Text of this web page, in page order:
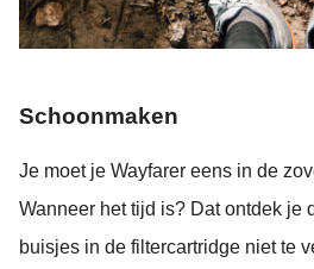
Schoonmaken
Je moet je Wayfarer eens in de
Wanneer het tijd is? Dat ontdek je
buisjes in de filtercartridge niet te